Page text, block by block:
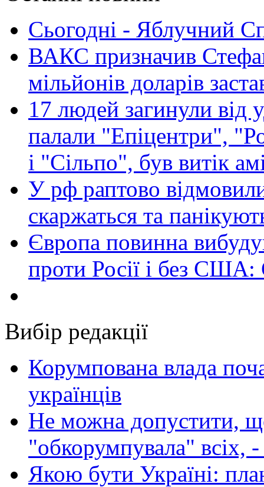
Сьогодні - Яблучний
ВАКС призначив
мільйонів доларів
17 людей загинули від
палали "Епіцентри",
і "Сільпо", був витік
У рф раптово
скаржаться та
Європа повинна
проти Росії і без США:
Вибір редакції
Корумпована влада
українців
Не можна допустити,
"обкорумпувала" всіх,
Якою бути Україні: